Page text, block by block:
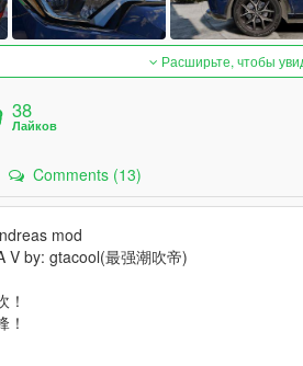
Расширьте, чтобы
38
Лайков
Comments (13)
mod
V by: gtacool(最强潮吹帝)
！
！